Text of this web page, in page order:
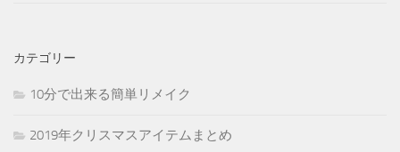
カテゴリー
10分で出来る簡単リメイク
2019年クリスマスアイテムまとめ